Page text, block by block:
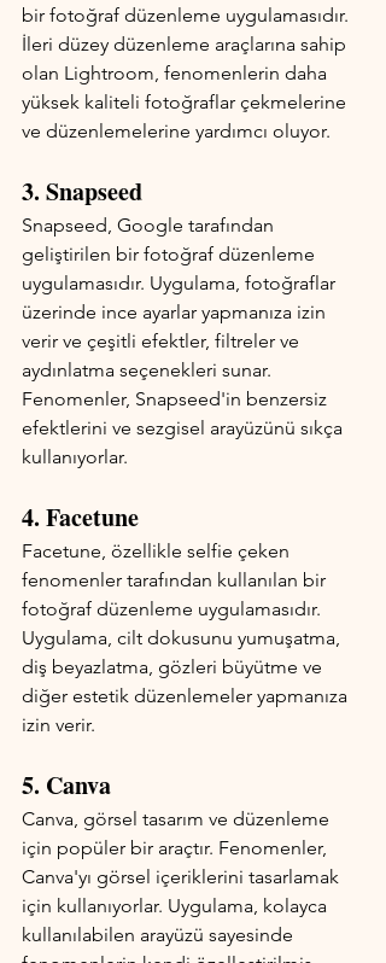
bir fotoğraf düzenleme uygulamasıdır.
İleri düzey düzenleme araçlarına sahip
olan Lightroom, fenomenlerin daha
yüksek kaliteli fotoğraflar çekmelerine
ve düzenlemelerine yardımcı oluyor.
3. Snapseed
Snapseed, Google tarafından
geliştirilen bir fotoğraf düzenleme
uygulamasıdır. Uygulama, fotoğraflar
üzerinde ince ayarlar yapmanıza izin
verir ve çeşitli efektler, filtreler ve
aydınlatma seçenekleri sunar.
Fenomenler, Snapseed'in benzersiz
efektlerini ve sezgisel arayüzünü sıkça
kullanıyorlar.
4. Facetune
Facetune, özellikle selfie çeken
fenomenler tarafından kullanılan bir
fotoğraf düzenleme uygulamasıdır.
Uygulama, cilt dokusunu yumuşatma,
diş beyazlatma, gözleri büyütme ve
diğer estetik düzenlemeler yapmanıza
izin verir.
5. Canva
Canva, görsel tasarım ve düzenleme
için popüler bir araçtır. Fenomenler,
Canva'yı görsel içeriklerini tasarlamak
için kullanıyorlar. Uygulama, kolayca
kullanılabilen arayüzü sayesinde